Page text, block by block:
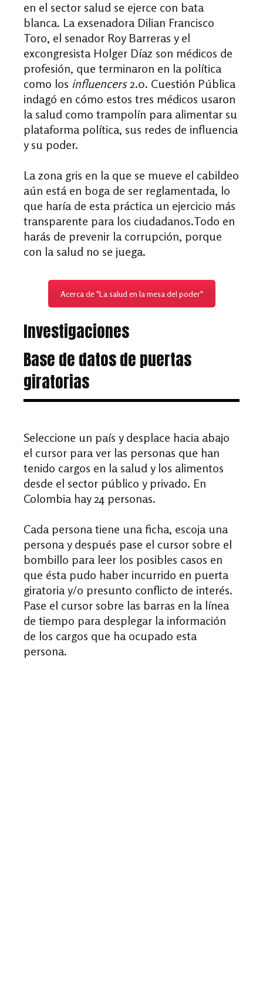
en el sector salud se ejerce con bata
blanca. La exsenadora Dilian Francisco
Toro, el senador Roy Barreras y el
excongresista Holger Díaz son médicos de
profesión, que terminaron en la política
como los influencers2.0. Cuestión Pública
indagó en cómo estos tres médicos usaron
la salud como trampolín para alimentar su
plataforma política, sus redes de influencia
y su poder.
La zona gris en la que se mueve el cabildeo
aún está en boga de ser reglamentada, lo
que haría de esta práctica un ejercicio más
transparente para los ciudadanos.Todo en
harás de prevenir la corrupción, porque
con la salud no se juega.
Acerca de "La salud en la mesa del poder"
Investigaciones
Base de datos de puertas
giratorias
Seleccione un país y desplace hacia abajo
el cursor para ver las personas que han
tenido cargos en la salud y los alimentos
desde el sector público y privado. En
Colombia hay 24 personas.
Cada persona tiene una ficha, escoja una
persona y después pase el cursor sobre el
bombillo para leer los posibles casos en
que ésta pudo haber incurrido en puerta
giratoria y/o presunto conflicto de interés.
Pase el cursor sobre las barras en la línea
de tiempo para desplegar la información
de los cargos que ha ocupado esta
persona.